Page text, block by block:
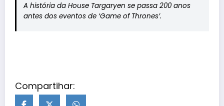
A história da House Targaryen se passa 200 anos
antes dos eventos de ‘Game of Thrones’.
Compartihar: